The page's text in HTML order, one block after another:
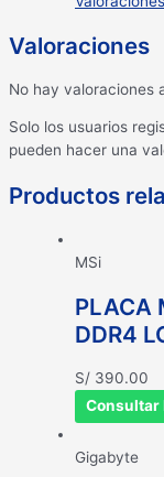
Valoraciones
No hay valoraciones
Solo los usuarios
pueden hacer una
Productos
MSi
PLACA
DDR4
S/ 390.00
Consultar
Gigabyte